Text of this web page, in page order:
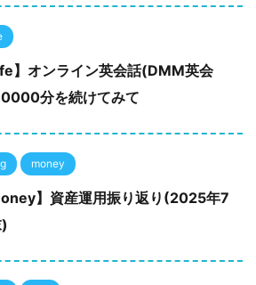
】オンライン英会話(DMM英会
分を続けてみて
money
】資産運用振り返り(2025年7